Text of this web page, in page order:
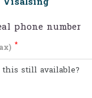
ត៌មានលម្អិត
Carbon Slip-
យស្ទីល និងបន្ថែមប្រសិទ្ធ
vary from the details
phone number
*